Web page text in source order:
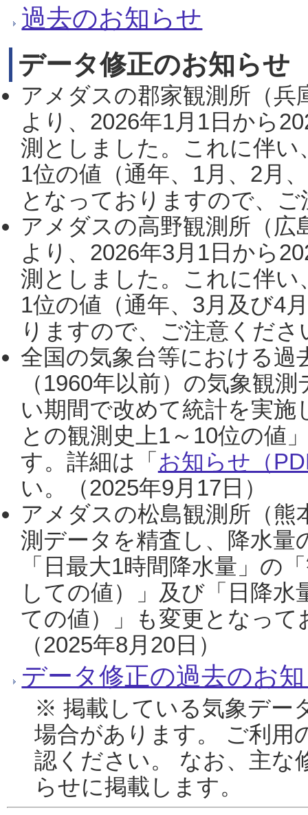
過去のお知らせ
データ修正のお知らせ
アメダスの郡家観測所（
より、2026年1月1日から
測としました。これに伴い
1位の値（通年、1月、2月
となっておりますので、
アメダスの高野観測所（
より、2026年3月1日から
測としました。これに伴い
1位の値（通年、3月及び4
りますので、ご注意くだ
全国の気象台等における過
（1960年以前）の気象観
い期間で改めて統計を実
との観測史上1～10位の値
す。詳細は「 お知らせ（
い。（2025年9月17日）
アメダスの松島観測所（熊
測データを精査し、降水
「日最大1時間降水量」の
しての値）」及び「日降
ての値）」も変更となっ
（2025年8月20日）
データ修正の過去のお
※ 掲載している気象デー
場合があります。 ご利用
認ください。 なお、主な
らせに掲載します。